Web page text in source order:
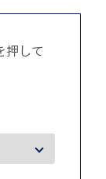
押して